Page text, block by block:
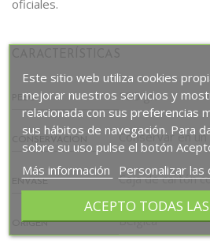
oficiales.
PESO 100 gr.
Conservar en
ENVASE Caja de cartón
ORIGEN Bélgica
Este sitio web utiliza cookies
mejorar nuestros servicios y
relacionada con sus preferencias
sus hábitos de navegación. Para
sobre su uso pulse el botón
Más información
Personalizar las
ACEPTO TODAS